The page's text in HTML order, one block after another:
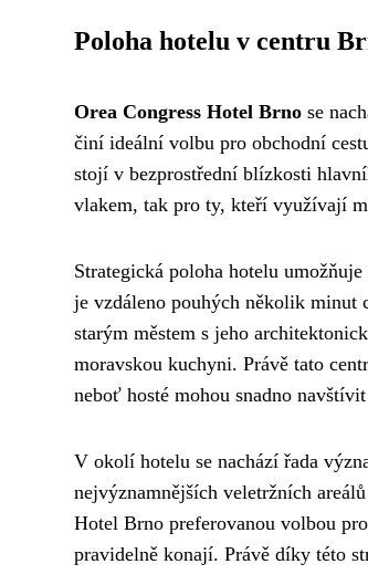
Poloha hotelu v centru
Orea Congress Hotel Brno se
činí ideální volbu pro obchodní
stojí v bezprostřední blízkosti
vlakem, tak pro ty, kteří využívají
Strategická poloha hotelu
je vzdáleno pouhých několik minut
starým městem s jeho
moravskou kuchyni. Právě tato
neboť hosté mohou snadno
V okolí hotelu se nachází řada
nejvýznamnějších veletržních
Hotel Brno preferovanou volbou
pravidelně konají. Právě díky této